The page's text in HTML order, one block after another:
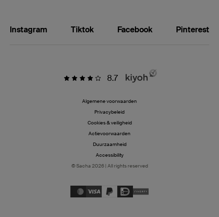
Instagram Tiktok Facebook Pinterest
8.7
Algemene voorwaarden
Privacybeleid
Cookies & veiligheid
Actievoorwaarden
Duurzaamheid
Accessibility
© Sacha 2026 | All rights reserved